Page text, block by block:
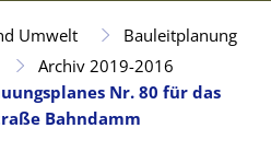
Umwelt
Bauleitplanung
Archiv 2019-2016
Nr. 80 für das
Bahndamm